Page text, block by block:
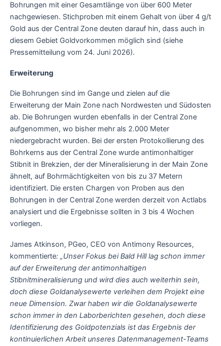
Bohrungen mit einer Gesamtlänge von über 600 Meter
nachgewiesen. Stichproben mit einem Gehalt von über 4 g/t
Gold aus der Central Zone deuten darauf hin, dass auch in
diesem Gebiet Goldvorkommen möglich sind (siehe
Pressemitteilung vom 24. Juni 2026).
Erweiterung
Die Bohrungen sind im Gange und zielen auf die
Erweiterung der Main Zone nach Nordwesten und Südosten
ab. Die Bohrungen wurden ebenfalls in der Central Zone
aufgenommen, wo bisher mehr als 2.000 Meter
niedergebracht wurden. Bei der ersten Protokollierung des
Bohrkerns aus der Central Zone wurde antimonhaltiger
Stibnit in Brekzien, der der Mineralisierung in der Main Zone
ähnelt, auf Bohrmächtigkeiten von bis zu 37 Metern
identifiziert. Die ersten Chargen von Proben aus den
Bohrungen in der Central Zone werden derzeit von Actlabs
analysiert und die Ergebnisse sollten in 3 bis 4 Wochen
vorliegen.
James Atkinson, PGeo, CEO von Antimony Resources,
kommentierte: „Unser Fokus bei Bald Hill lag schon immer
auf der Erweiterung der antimonhaltigen
Stibnitmineralisierung und wird dies auch weiterhin sein,
doch diese Goldanalysewerte verleihen dem Projekt eine
neue Dimension. Zwar haben wir die Goldanalysewerte
schon immer in den Laborberichten gesehen, doch diese
Identifizierung des Goldpotenzials ist das Ergebnis der
kontinuierlichen Arbeit unseres Datenmanagement-Teams